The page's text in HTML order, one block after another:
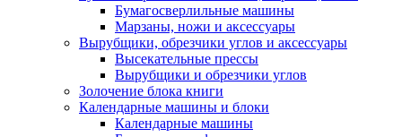
Бумагосверлильные машины
Марзаны, ножи и аксессуары
Вырубщики, обрезчики углов и аксессуары
Высекательные прессы
Вырубщики и обрезчики углов
Золочение блока книги
Календарные машины и блоки
Календарные машины